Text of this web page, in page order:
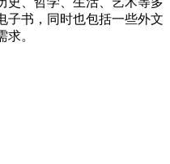
子书，同时也包括一些外文
。